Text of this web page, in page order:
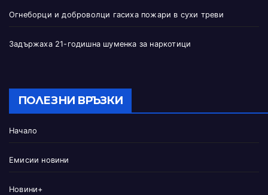
Огнеборци и доброволци гасиха пожари в сухи треви
Задържаха 21-годишна шуменка за наркотици
ПОЛЕЗНИ ВРЪЗКИ
Начало
Емисии новини
Новини+